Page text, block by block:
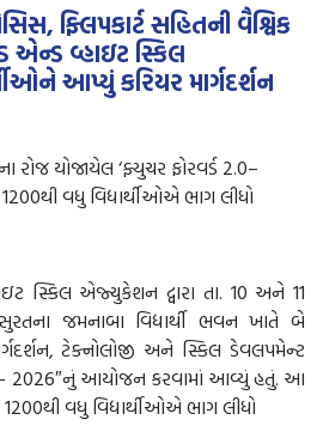
ફ્લિપકાર્ટ સહિતની વૈશ્વિક
એન્ડ વ્હાઇટ સ્કિલ
આપ્યું કરિયર માર્ગદર્શન
યોજાયેલ ‘ફ્યુચર ફોરવર્ડ 2.0–
વધુ વિદ્યાર્થીઓએ ભાગ લીધો
સ્કિલ એજ્યુકેશન દ્વારા તા. 10 અને 11
જમનાબા વિદ્યાર્થી ભવન ખાતે બે
ટેક્નોલોજી અને સ્કિલ ડેવલપમેન્ટ
– 2026″નું આયોજન કરવામાં આવ્યું હતું. આ
1200થી વધુ વિદ્યાર્થીઓએ ભાગ લીધો